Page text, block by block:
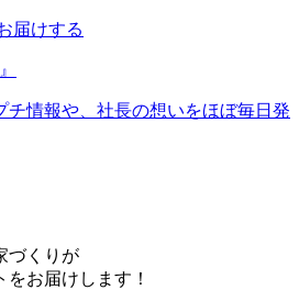
届けする
チ情報や、社長の想いをほぼ毎日発
づくりが
お届けします！